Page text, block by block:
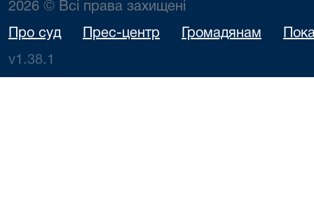
2026 © Всі права захищені
Про суд Прес-центр Громадянам
v1.38.1